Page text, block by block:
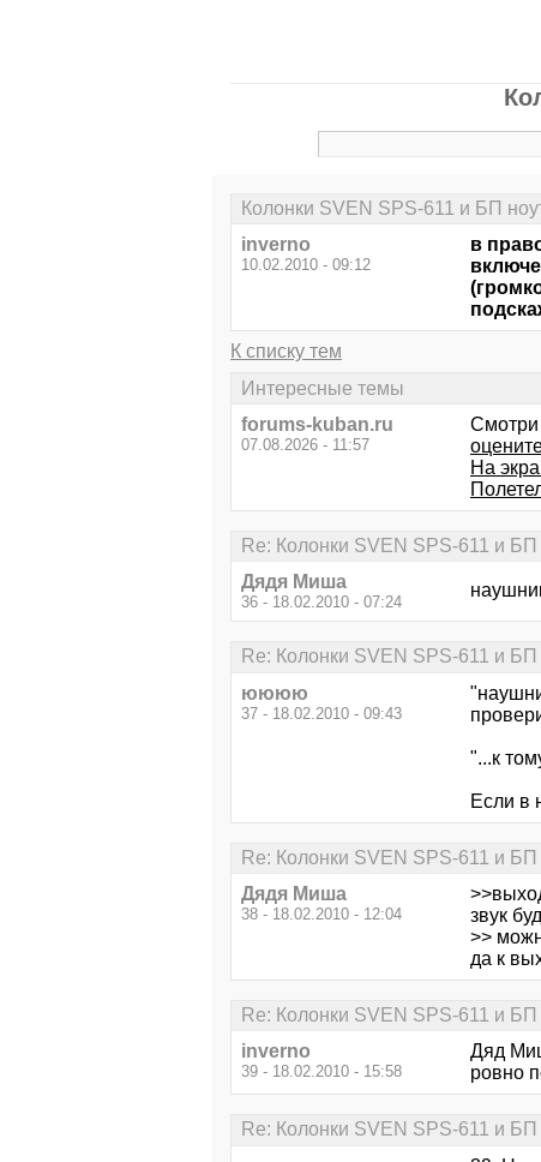
Колонки SVEN SPS-611 и БП
inverno
10.02.2010 - 09:12
в
К списку тем
Интересные темы
forums-kuban.ru
07.08.2026 - 11:57
Смотри
На
Re: Колонки SVEN SPS-611 и БП
Дядя Миша
36 - 18.02.2010 - 07:24
Re: Колонки SVEN SPS-611 и БП
юююю
37 - 18.02.2010 - 09:43
"...к
Если в
Re: Колонки SVEN SPS-611 и БП
Дядя Миша
38 - 18.02.2010 - 12:04
звук
>>
да к
Re: Колонки SVEN SPS-611 и БП
inverno
39 - 18.02.2010 - 15:58
Дяд
ровно
Re: Колонки SVEN SPS-611 и БП